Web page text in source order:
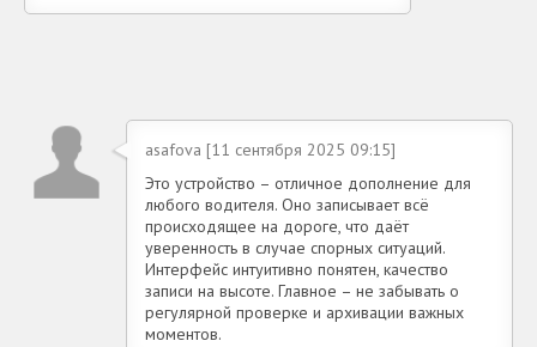
asafova [11 сентября 2025 09:15]
Это устройство – отличное дополнение для
любого водителя. Оно записывает всё
происходящее на дороге, что даёт
уверенность в случае спорных ситуаций.
Интерфейс интуитивно понятен, качество
записи на высоте. Главное – не забывать о
регулярной проверке и архивации важных
моментов.